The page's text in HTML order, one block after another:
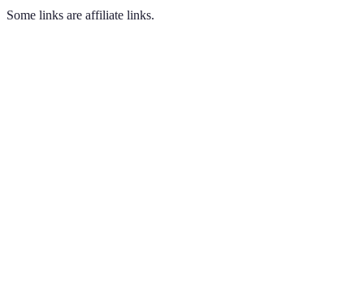
Some links are affiliate links.